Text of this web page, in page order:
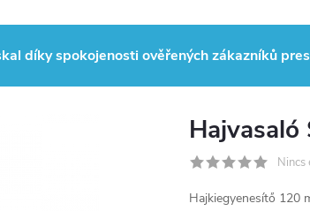
díky spokojenosti ověřených zákazníků
Nincs
Hajkiegyenesítő 120